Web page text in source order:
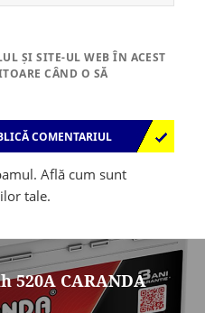
ȘI SITE-UL WEB ÎN ACEST
CÂND O SĂ
Află cum sunt
tale.
520A CARANDA